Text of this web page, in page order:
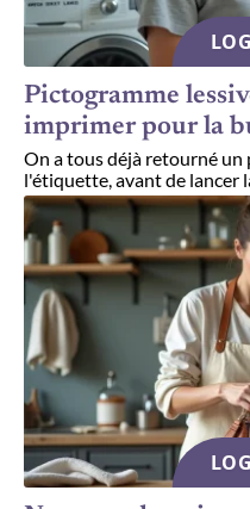
Pictogramme
imprimer pour la
On a tous déjà retourné
l'étiquette, avant de lancer